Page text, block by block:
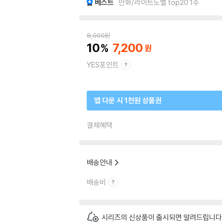
베스트 만화/라이트노벨 top20 1주
8,000원
10 7,200
YES포인트
앱 다운 시 1천원 상품권
결제혜택
배송안내
배송비
시리즈의 신상품이 출시되면 알려드립니